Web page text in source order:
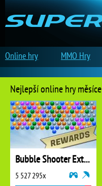
Nejlepší online hry měsíce
Bubble Shooter Extreme
5 527 295x
Online hry MMO Hry